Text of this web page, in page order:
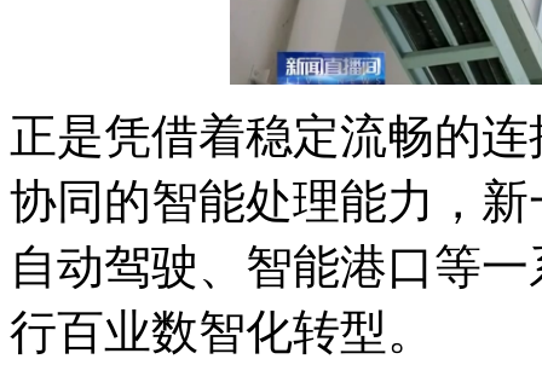
正是凭借着稳定流畅的
协同的智能处理能力，
自动驾驶、智能港口等
行百业数智化转型。